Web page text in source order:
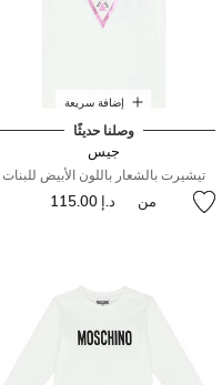
إضافة سريعة
وصلنا حديثًا
جيس
تيشيرت بالشعار باللون الأبيض للبنات
من د.إ 115.00